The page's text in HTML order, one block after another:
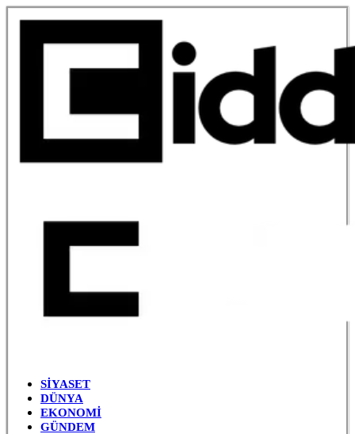
SIYASET
DÜNYA
EKONOMI
GÜNDEM